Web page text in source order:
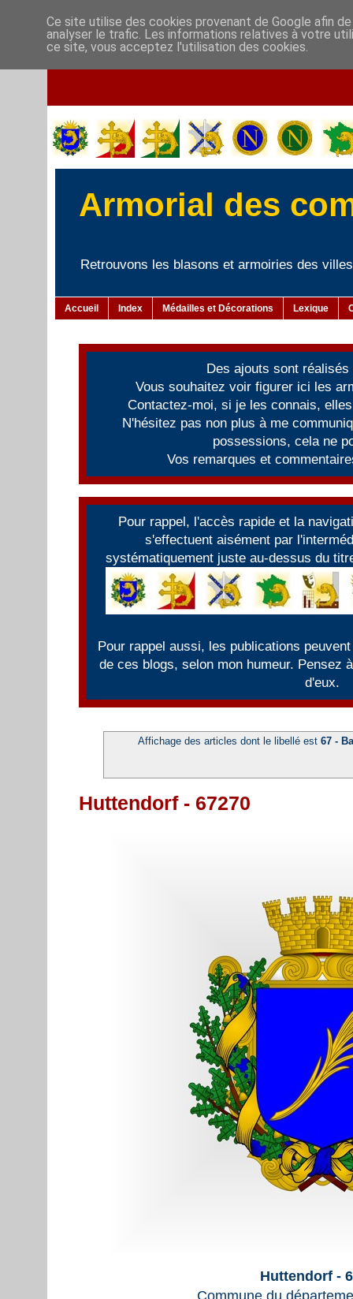
Armorial des
Retrouvons les blasons et armoiries des
Accueil Index Médailles et Décorations Lexique
Des ajouts sont
Vous souhaitez voir figurer ici les
Contactez-moi, si je les connais,
N'hésitez pas non plus à me
possessions, cela ne
Vos remarques et
Pour rappel, l'accès rapide et la
s'effectuent aisément par
systématiquement juste au-dessus du
Pour rappel aussi, les publications
de ces blogs, selon mon humeur. Pensez
d'eux.
Affichage des articles dont le libellé est 67 -
Huttendorf - 67270
Huttendorf -
Commune du
Ce site utilise des cookies provenant de Google afin
analyser le trafic. Les informations relatives à votre
ce site, vous acceptez l'utilisation des cookies.